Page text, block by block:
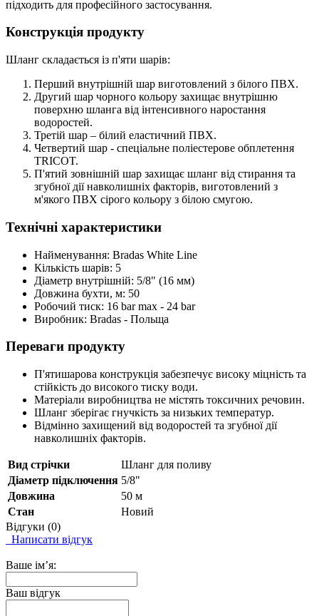
підходить для професійного застосування.
Конструкція продукту
Шланг складається із п'яти шарів:
Перший внутрішній шар виготовлений з білого ПВХ.
Другий шар чорного кольору захищає внутрішню
поверхню шланга від інтенсивного наростання
водоростей.
Третій шар – білий еластичний ПВХ.
Четвертий шар - спеціальне поліестерове обплетення
TRICOT.
П'ятий зовнішній шар захищає шланг від стирання та
згубної дії навколишніх факторів, виготовлений з
м'якого ПВХ сірого кольору з білою смугою.
Технічні характеристики
Найменування: Bradas White Line
Кількість шарів: 5
Діаметр внутрішній: 5/8" (16 мм)
Довжина бухти, м: 50
Робочий тиск: 16 bar max - 24 bar
Виробник: Bradas - Польща
Переваги продукту
П'ятишарова конструкція забезпечує високу міцність та
стійкість до високого тиску води.
Матеріали виробництва не містять токсичних речовин.
Шланг зберігає гнучкість за низьких температур.
Відмінно захищений від водоростей та згубної дії
навколишніх факторів.
Вид стрічки
Шланг для поливу
Діаметр підключення 5/8"
Довжина
50 м
Стан
Новий
Відгуки (0)
Написати відгук
Ваше ім’я:
Ваш відгук